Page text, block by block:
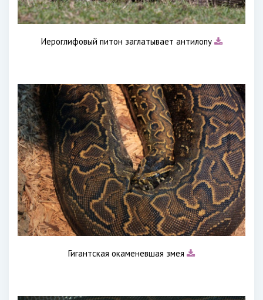
Иероглифовый питон заглатывает антилопу
Гигантская окаменевшая змея